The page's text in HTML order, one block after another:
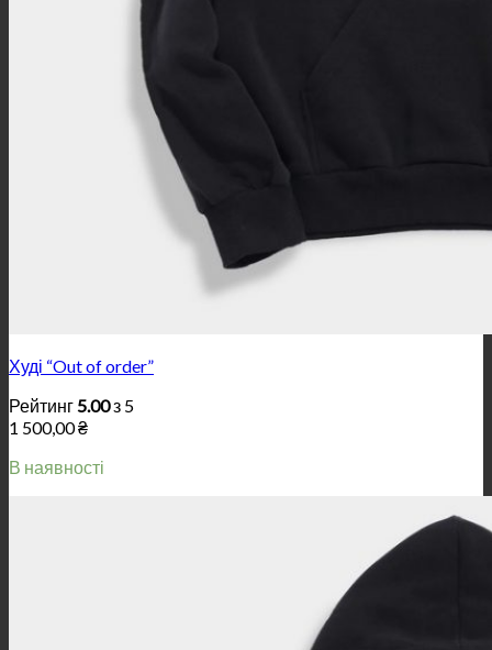
Худі “Out of order”
Рейтинг5.00з 5
1 500,00₴
В наявності